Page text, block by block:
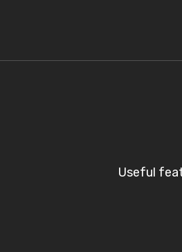
Useful